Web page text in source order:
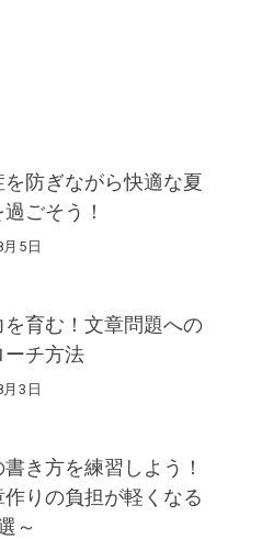
を防ぎながら快適な夏
ごそう！
5日
を育む！文章問題への
ーチ方法
3日
き方を練習しよう！
作りの負担が軽くなる
～